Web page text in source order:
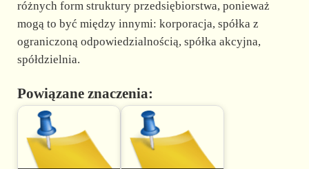
różnych form struktury przedsiębiorstwa, ponieważ
mogą to być między innymi: korporacja, spółka z
ograniczoną odpowiedzialnością, spółka akcyjna,
spółdzielnia.
Powiązane znaczenia: